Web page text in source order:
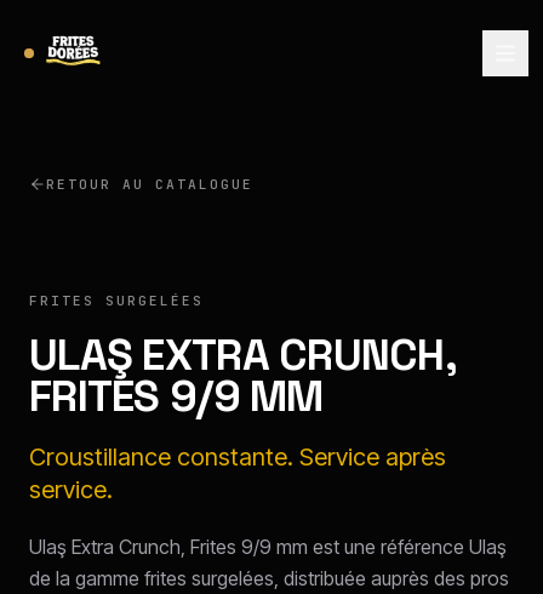
RETOUR AU CATALOGUE
FRITES SURGELÉES
ULAŞ EXTRA CRUNCH,
FRITES 9/9 MM
Croustillance constante. Service après
service.
Ulaş Extra Crunch, Frites 9/9 mm est une référence Ulaş
de la gamme frites surgelées, distribuée auprès des pros